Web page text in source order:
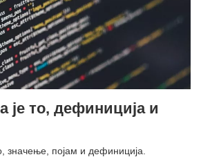
је то, дефиниција и
значење, појам и дефиниција.